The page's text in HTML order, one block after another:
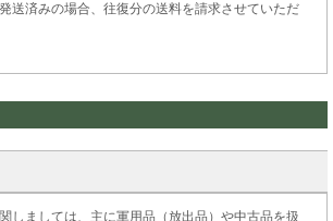
送済みの場合、往復分の送料を請求させていただ
しましては、主に軍用品（放出品）や中古品を扱